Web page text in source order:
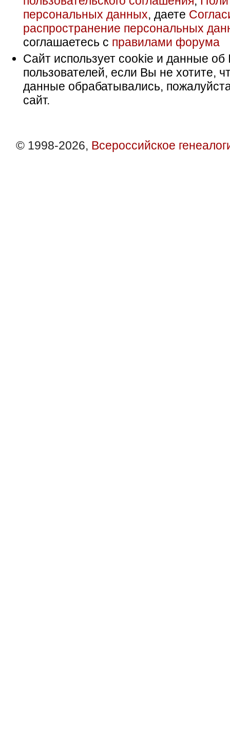
персональных данных, даете
распространение персональных
соглашаетесь с правилами форума
Сайт использует cookie и данные об
пользователей, если Вы не хотите,
данные обрабатывались,
сайт.
© 1998-2026, Всероссийское